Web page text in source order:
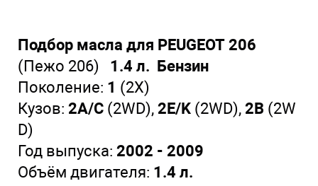
Подбор масла для PEUGEOT 206
(Пежо 206) 1.4 л. Бензин
Поколение: 1 (2X)
Кузов: 2A/C (2WD), 2E/K (2WD), 2B (2W
D)
Год выпуска: 2002 - 2009
Объём двигателя: 1.4 л.